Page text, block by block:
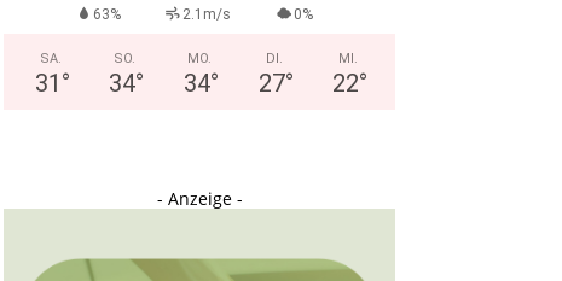
63% 2.1m/s 0%
SA.
31 °
SO.
34°
MO.
34°
DI.
27°
MI.
22°
- Anzeige -